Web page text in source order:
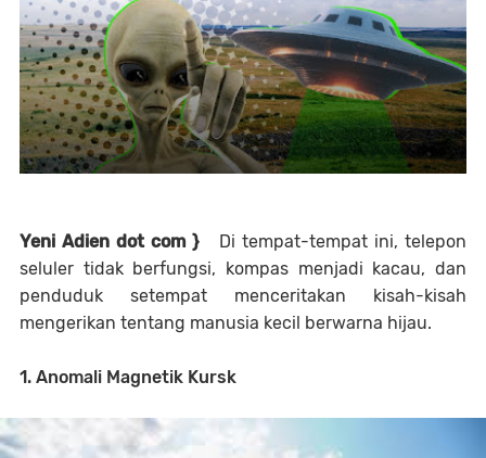
Yeni Adien dot com }
Di tempat-tempat ini, telepon
seluler tidak berfungsi, kompas menjadi kacau, dan
penduduk setempat menceritakan kisah-kisah
mengerikan tentang manusia kecil berwarna hijau.
1. Anomali Magnetik Kursk